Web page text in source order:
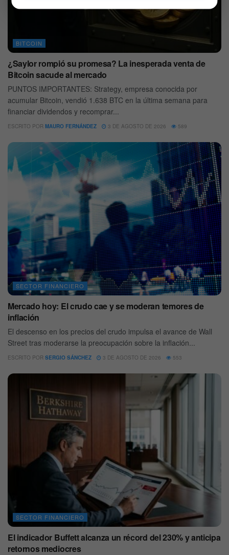
BITCOIN
¿Saylor rompió su promesa? La inesperada venta de
Bitcoin sacude al mercado
PUNTOS IMPORTANTES: Strategy, empresa conocida por
acumular Bitcoin, vendió 1.638 BTC en la última semana para
financiar dividendos y recomprar...
ESCRITO POR MAURO FERNÁNDEZ 3 DE AGOSTO DE 2026 589
SECTOR FINANCIERO
Mercado hoy: El crudo cae y se moderan temores de
inflación
El descenso en los precios del crudo impulsa el avance de Wall
Street tras moderarse la preocupación sobre la inflación...
ESCRITO POR SERGIO SÁNCHEZ 3 DE AGOSTO DE 2026 553
SECTOR FINANCIERO
El indicador Buffett alcanza un récord del 230% y anticipa
retornos mediocres